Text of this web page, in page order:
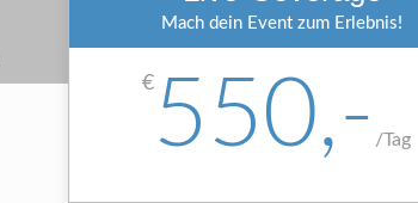
Mach dein Event zum Erlebnis!
€550,- /Tag